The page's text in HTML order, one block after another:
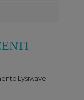
Lysiwave